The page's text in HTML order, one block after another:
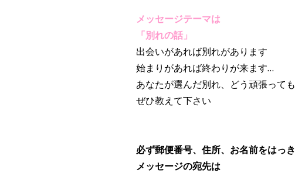
メッセージテーマは
「別れの話」
出会いがあれば別れがあります
始まりがあれば終わりが来ます…
あなたが選んだ別れ、どう頑張って
ぜひ教えて下さい
必ず郵便番号、住所、お名前をはっ
メッセージの宛先は